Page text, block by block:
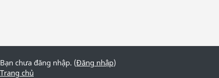
Bạn chưa đăng nhập. (Đăng nhập)
Trang chủ